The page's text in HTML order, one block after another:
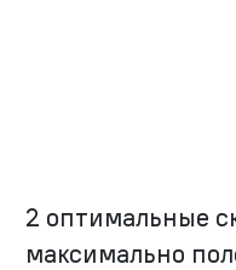
2 оптимальные
максимально